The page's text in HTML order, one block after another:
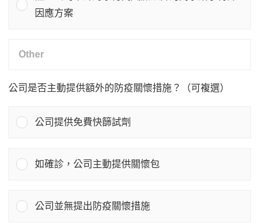
因應方案
公司是否主動提供額外的防疫關懷措施？（可複選）
公司提供免費快篩試劑
如確診，公司主動提供關懷包
公司並無提出防疫關懷措施